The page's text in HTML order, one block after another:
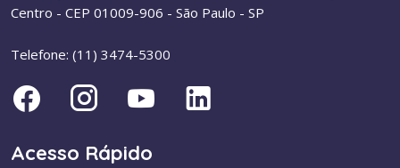
Centro - CEP 01009-906 - São Paulo - SP
Telefone: (11) 3474-5300
Acesso Rápido